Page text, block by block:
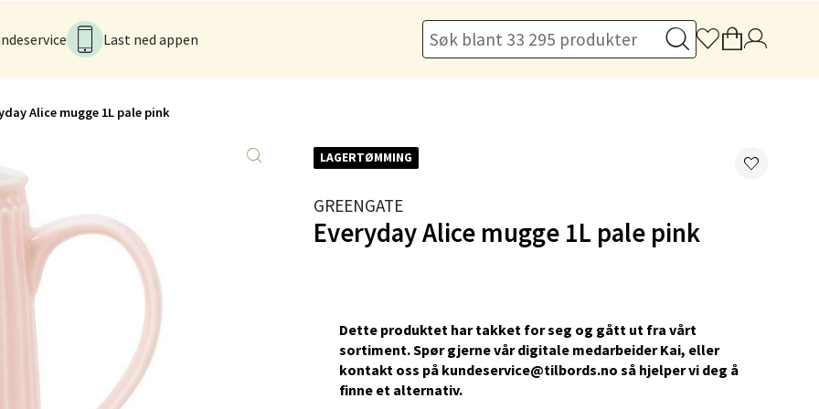
Last ned appen
Alice mugge 1L pale pink
LAGERTØMMING
GREENGATE
Everyday Alice mugge 1L pale pink
Dette produktet har takket for seg og gått ut fra vårt
sortiment. Spør gjerne vår digitale medarbeider Kai, eller
kontakt oss på kundeservice@tilbords.no så hjelper vi deg å
ﬁnne et alternativ.
6, 2821 Gjøvik
- Gulskogen
Senter, 3048 Drammen
dag 10-21
Velg
og Sandnes - Herbarium
gate 6, 4005 Stavanger